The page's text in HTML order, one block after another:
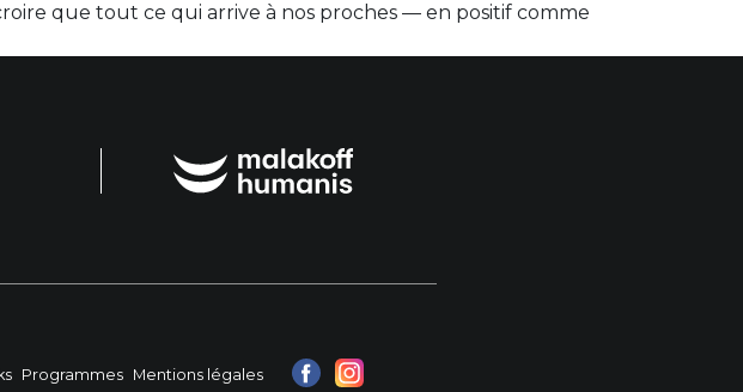
que tout ce qui arrive à nos proches — en positif comme
Programmes Mentions légales